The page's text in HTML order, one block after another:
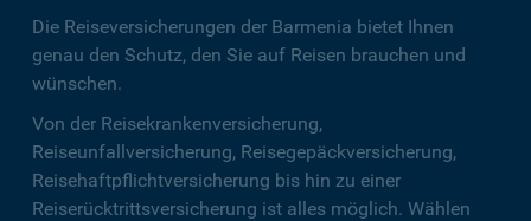
Die Reiseversicherungen der Barmenia bietet Ihnen
genau den Schutz, den Sie auf Reisen brauchen und
wünschen.
Von der Reisekrankenversicherung,
Reiseunfallversicherung, Reisegepäckversicherung,
Reisehaftpflichtversicherung bis hin zu einer
Reiserücktrittsversicherung ist alles möglich. Wählen